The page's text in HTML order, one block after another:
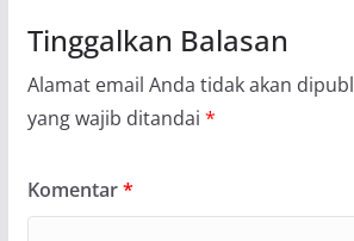
Tinggalkan Balasan
Alamat email Anda tidak akan
yang wajib ditandai *
Komentar*